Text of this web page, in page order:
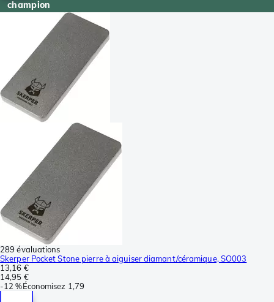
champion
289 évaluations
Skerper Pocket Stone pierre à aiguiser diamant/céramique, SO003
13,16 €
14,95 €
-12 %Économisez 1,79